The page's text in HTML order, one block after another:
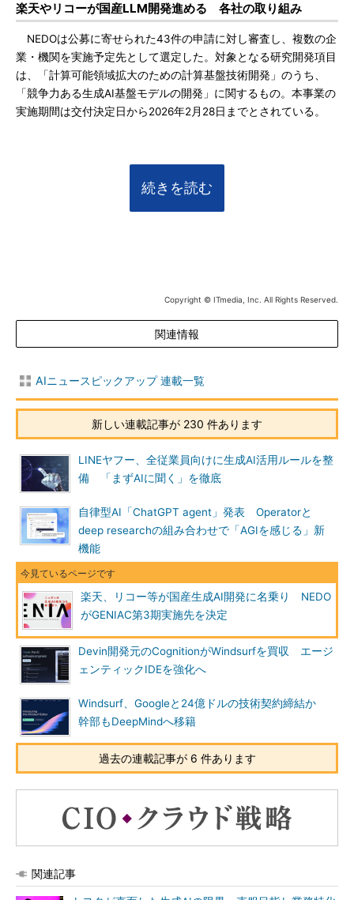
楽天やリコーが国産LLM開発進める 各社の取り組み
NEDOは公募に寄せられた43件の申請に対し審査し、複数の企
業・機関を実施予定先として選定した。対象となる研究開発項目
は、「計算可能領域拡大のための計算基盤技術開発」のうち、
「競争力ある生成AI基盤モデルの開発」に関するもの。本事業の
実施期間は交付決定日から2026年2月28日までとされている。
続きを読む
Copyright © ITmedia, Inc. All Rights Reserved.
関連情報
AIニュースピックアップ 連載一覧
新しい連載記事が 230 件あります
LINEヤフー、全従業員向けに生成AI活用ルールを整
備 「まずAIに聞く」を徹底
自律型AI「ChatGPT agent」発表 Operatorと
deep researchの組み合わせで「AGIを感じる」新
機能
楽天、リコー等が国産生成AI開発に名乗り NEDO
がGENIAC第3期実施先を決定
Devin開発元のCognitionがWindsurfを買収 エージ
ェンティックIDEを強化へ
Windsurf、Googleと24億ドルの技術契約締結か
幹部もDeepMindへ移籍
過去の連載記事が 6 件あります
関連記事